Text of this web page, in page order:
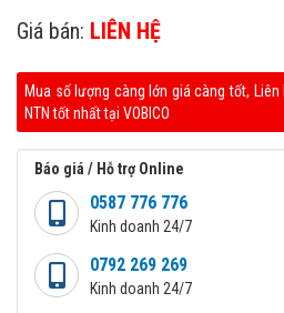
Giá bán: LIÊN HỆ
Mua số lượng càng lớn giá càng tốt,
NTN tốt nhất tại VOBICO
Báo giá / Hỗ trợ Online
0587 776 776
Kinh doanh 24/7
0792 269 269
Kinh doanh 24/7